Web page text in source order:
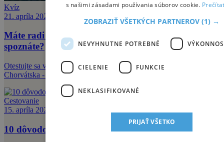
Kvíz
21. apríla 2026
Máte radi Chorvátsko? Koľko z týchto miest
spoznáte?
Otestujte sa v našom kvíze, spoznajte aj menej známe miesta
Chorvátska - a načerpajte inšpiráciu na letnú dovolenku.
Cestovanie
15. apríla 2026
10 dôvodov, prečo ísť v lete do Škandinávie
s našimi zásadami používania súborov cookie.
ZOBRAZIŤ VŠETKÝCH PARTNEROV(1) →
NEVYHNUTNE POTREBNÉ
CIELENIE FUNKCIE
NEKLASIFIKOVANÉ
PRIJAŤ VŠETKO